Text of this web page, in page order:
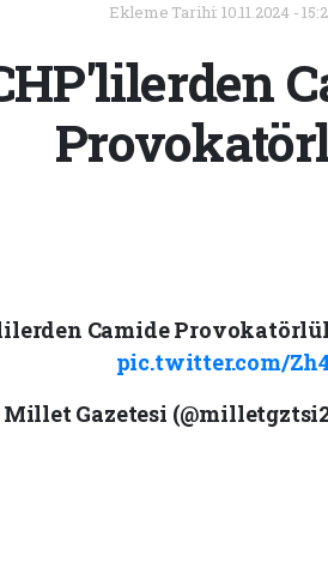
Ekleme Tarihi: 10.11.2024 -
Camide
pic.twitter.com/
Gazetesi